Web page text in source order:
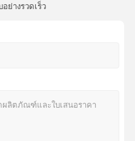
ย่างรวดเร็ว